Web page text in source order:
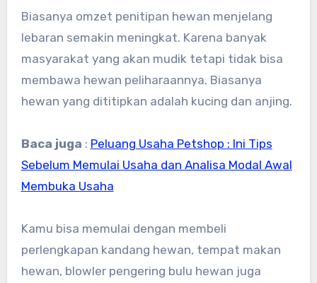
Biasanya omzet penitipan hewan menjelang
lebaran semakin meningkat. Karena banyak
masyarakat yang akan mudik tetapi tidak bisa
membawa hewan peliharaannya. Biasanya
hewan yang dititipkan adalah kucing dan anjing.
Baca juga : Peluang Usaha Petshop : Ini Tips
Sebelum Memulai Usaha dan Analisa Modal Awal
Membuka Usaha
Kamu bisa memulai dengan membeli
perlengkapan kandang hewan, tempat makan
hewan, blowler pengering bulu hewan juga